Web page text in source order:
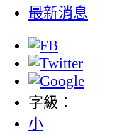
最新消息
字級：
小